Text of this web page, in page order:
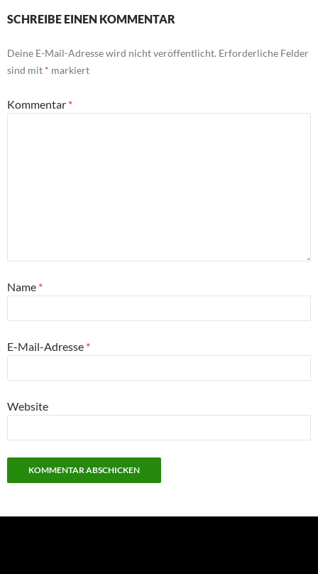
SCHREIBE EINEN KOMMENTAR
Deine E-Mail-Adresse wird nicht veröffentlicht. Erforderliche Felder
sind mit * markiert
Kommentar *
Name *
E-Mail-Adresse *
Website